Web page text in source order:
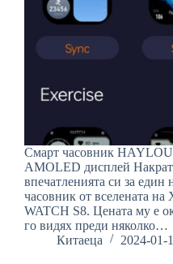
Смарт часовник HAYLOU
AMOLED дисплей
впечатленията си за
часовник от вселената
WATCH S8. Цената му е
го видях преди няколко…
Китаеца
2024-01-